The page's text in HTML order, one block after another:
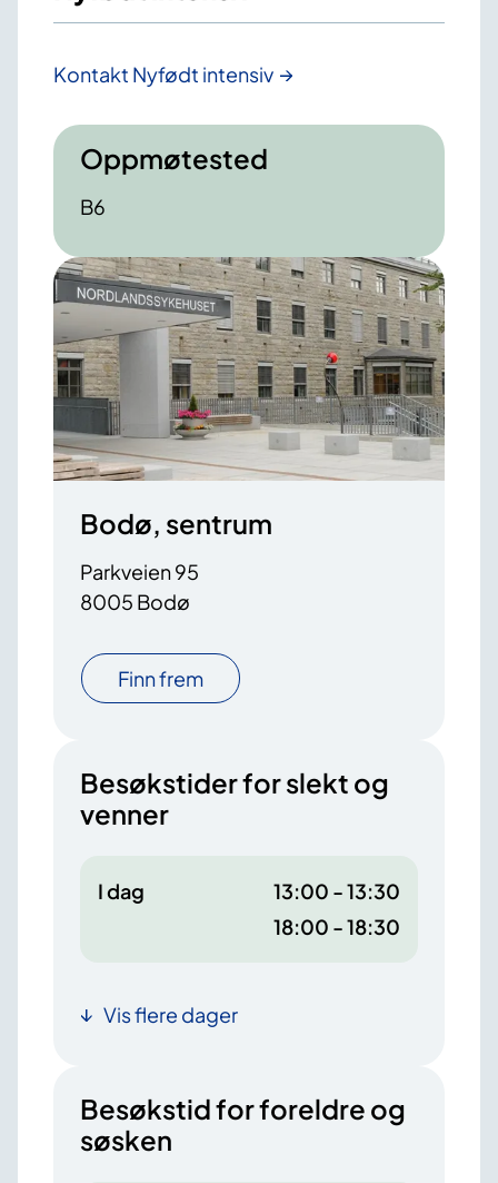
Kontakt Nyfødt intensiv
Oppmøtested
B6
Bodø, sentrum
Parkveien 95
8005 Bodø
Finn frem
Besøkstider for slekt og
venner
I dag
13:00 - 13:30
18:00 - 18:30
Vis flere dager
Besøkstid for foreldre og
søsken